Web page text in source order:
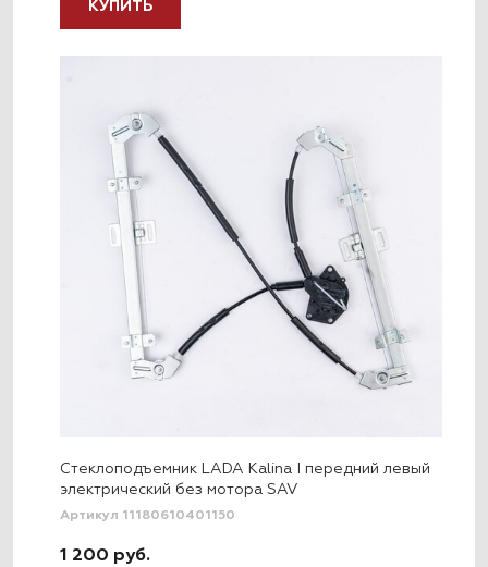
КУПИТЬ
Стеклоподъемник LADA Kalina I передний левый
электрический без мотора SAV
Артикул 11180610401150
1 200 руб.